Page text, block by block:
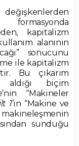
kapitalizm
alanının
sonucunu
ile kapitalizm
Bu çıkarım
aldığı biçim
’nin “Makineler
1’in “Makine ve
sunduğu